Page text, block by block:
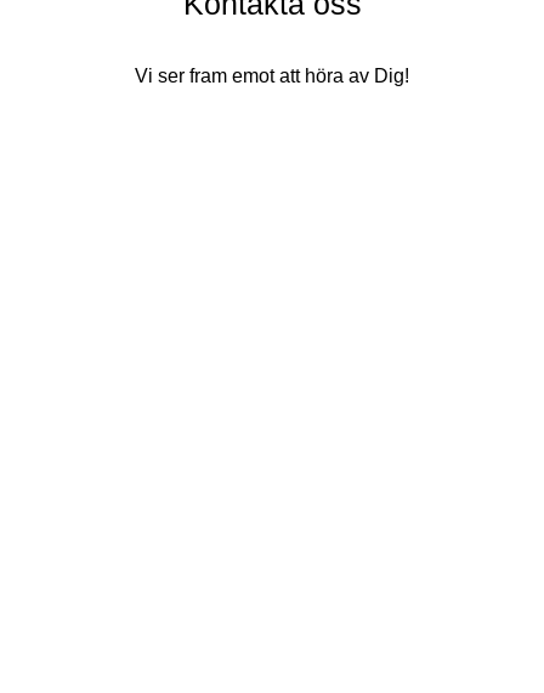
Vi ser fram emot att höra av Dig!